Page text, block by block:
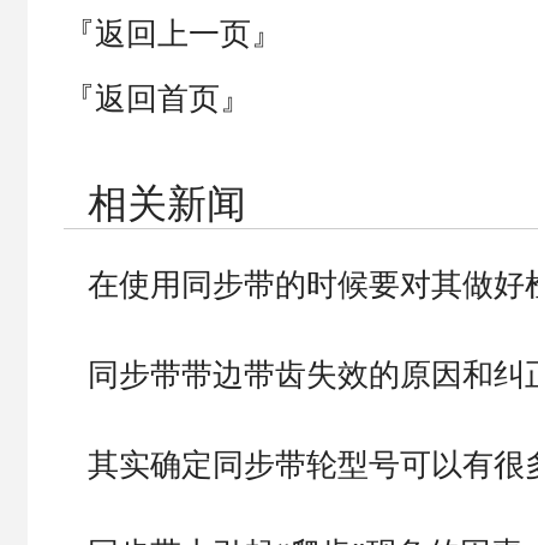
『返回上一页』
『返回首页』
相关新闻
在使用同步带的时候要对其做
同步带带边带齿失效的原因和
其实确定同步带轮型号可以有